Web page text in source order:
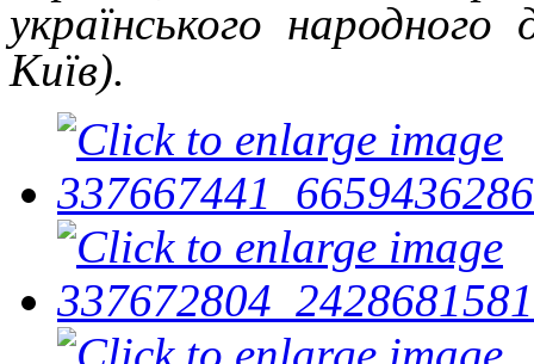
українського
Київ).